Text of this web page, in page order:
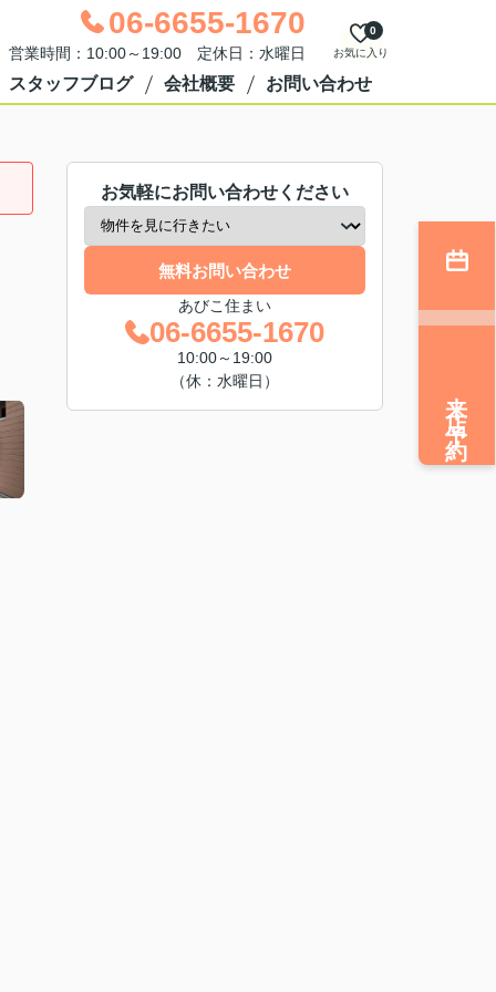
06-6655-1670
営業時間：10:00～19:00 定休日：水曜日 お気に入り
0
スタッフブログ 会社概要 お問い合わせ
お気軽にお問い合わせください
無料お問い合わせ
あびこ住まい
06-6655-1670
10:00～19:00
（休：水曜日）
来店予約